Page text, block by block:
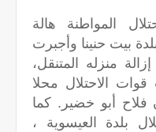
المواطنة هالة
بيت حنينا وأجبرت
منزله المتنقل،
الاحتلال محلا
فلاح أبو خضير. كما
بلدة العيسوية ،